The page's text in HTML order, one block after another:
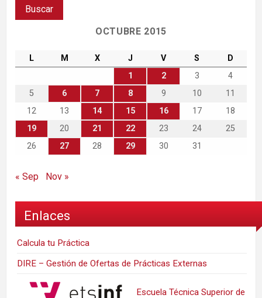
OCTUBRE 2015
L M X J V S
D
1
2 3
4
5
6 7 8 9 10
11
12
13 14 15 16 17
18
19
20 21 22 23 24
25
26
27 28 29 30 31
« Sep Nov »
Enlaces
Calcula tu Práctica
DIRE – Gestión de Ofertas de Prácticas Externas
Escuela Técnica Superior de